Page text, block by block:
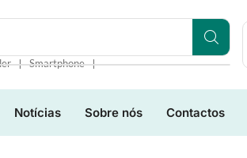
❘ Smartphone ❘
Notícias Sobre nós Contactos